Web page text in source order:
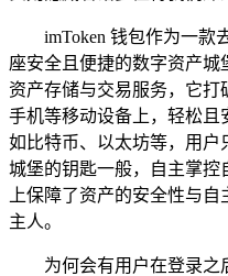
imToken 钱包作为一款
座安全且便捷的数字资产
资产存储与交易服务，它
手机等移动设备上，轻松
如比特币、以太坊等，用户
城堡的钥匙一般，自主掌
上保障了资产的安全性与
主人。
为何会有用户在登录之